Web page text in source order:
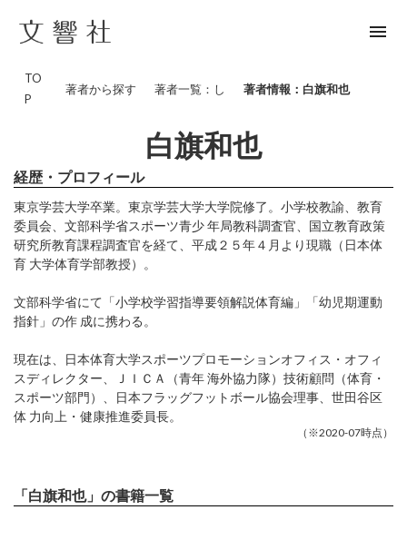
menu
TO
P
著者から探す 著者一覧：し 著者情報：白旗和也
白旗和也
経歴・プロフィール
東京学芸大学卒業。東京学芸大学大学院修了。小学校教諭、教育
委員会、文部科学省スポーツ青少 年局教科調査官、国立教育政策
研究所教育課程調査官を経て、平成２５年４月より現職（日本体
育 大学体育学部教授）。
文部科学省にて「小学校学習指導要領解説体育編」「幼児期運動
指針」の作 成に携わる。
現在は、日本体育大学スポーツプロモーションオフィス・オフィ
スディレクター、ＪＩＣＡ（青年 海外協力隊）技術顧問（体育・
スポーツ部門）、日本フラッグフットボール協会理事、世田谷区
体 力向上・健康推進委員長。
（※2020-07時点）
「白旗和也」の書籍一覧